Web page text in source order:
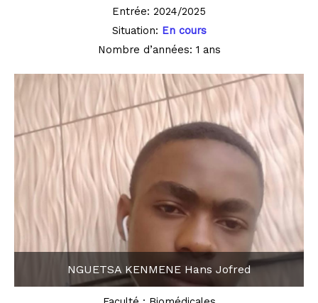
Entrée: 2024/2025
Situation: En cours
Nombre d’années: 1 ans
NGUETSA KENMENE Hans Jofred